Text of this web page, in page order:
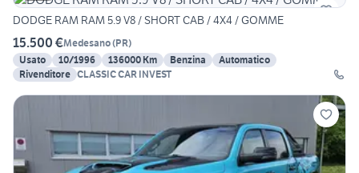
DODGE RAM RAM 5.9 V8 / SHORT CAB / 4X4 / GOMME
15.500 €Medesano(PR)
Usato
10/1996 136000 Km Benzina
Automatico
Rivenditore CLASSIC CAR INVEST